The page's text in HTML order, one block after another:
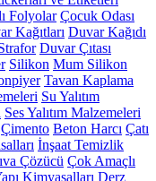
Folyolar Çocuk Odası
Kağıtları Duvar Kağıdı
Duvar Çıtası
Silikon Mum Silikon
Tavan Kaplama
Su Yalıtım
Ses Yalıtım Malzemeleri
Çimento Beton Harcı Çatı
İnşaat Temizlik
Çözücü Çok Amaçlı
Kimyasalları Derz